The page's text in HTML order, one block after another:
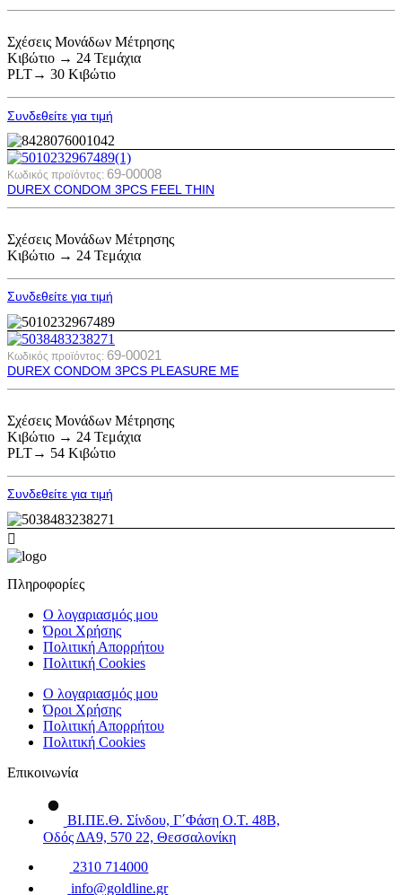
Σχέσεις Μονάδων Μέτρησης
Κιβώτιο → 24 Τεμάχια
PLT→ 30 Κιβώτιο
Συνδεθείτε για τιμή
Κωδικός προϊόντος: 69-00008
DUREX CONDOM 3PCS FEEL THIN
Σχέσεις Μονάδων Μέτρησης
Κιβώτιο → 24 Τεμάχια
Συνδεθείτε για τιμή
Κωδικός προϊόντος: 69-00021
DUREX CONDOM 3PCS PLEASURE ME
Σχέσεις Μονάδων Μέτρησης
Κιβώτιο → 24 Τεμάχια
PLT→ 54 Κιβώτιο
Συνδεθείτε για τιμή
Πληροφορίες
Ο λογαριασμός μου
Όροι Χρήσης
Πολιτική Απορρήτου
Πολιτική Cookies
Ο λογαριασμός μου
Όροι Χρήσης
Πολιτική Απορρήτου
Πολιτική Cookies
Επικοινωνία
ΒΙ.ΠΕ.Θ. Σίνδου, Γ΄Φάση Ο.Τ. 48Β,
Οδός ΔΑ9, 570 22, Θεσσαλονίκη
2310 714000
info@goldline.gr